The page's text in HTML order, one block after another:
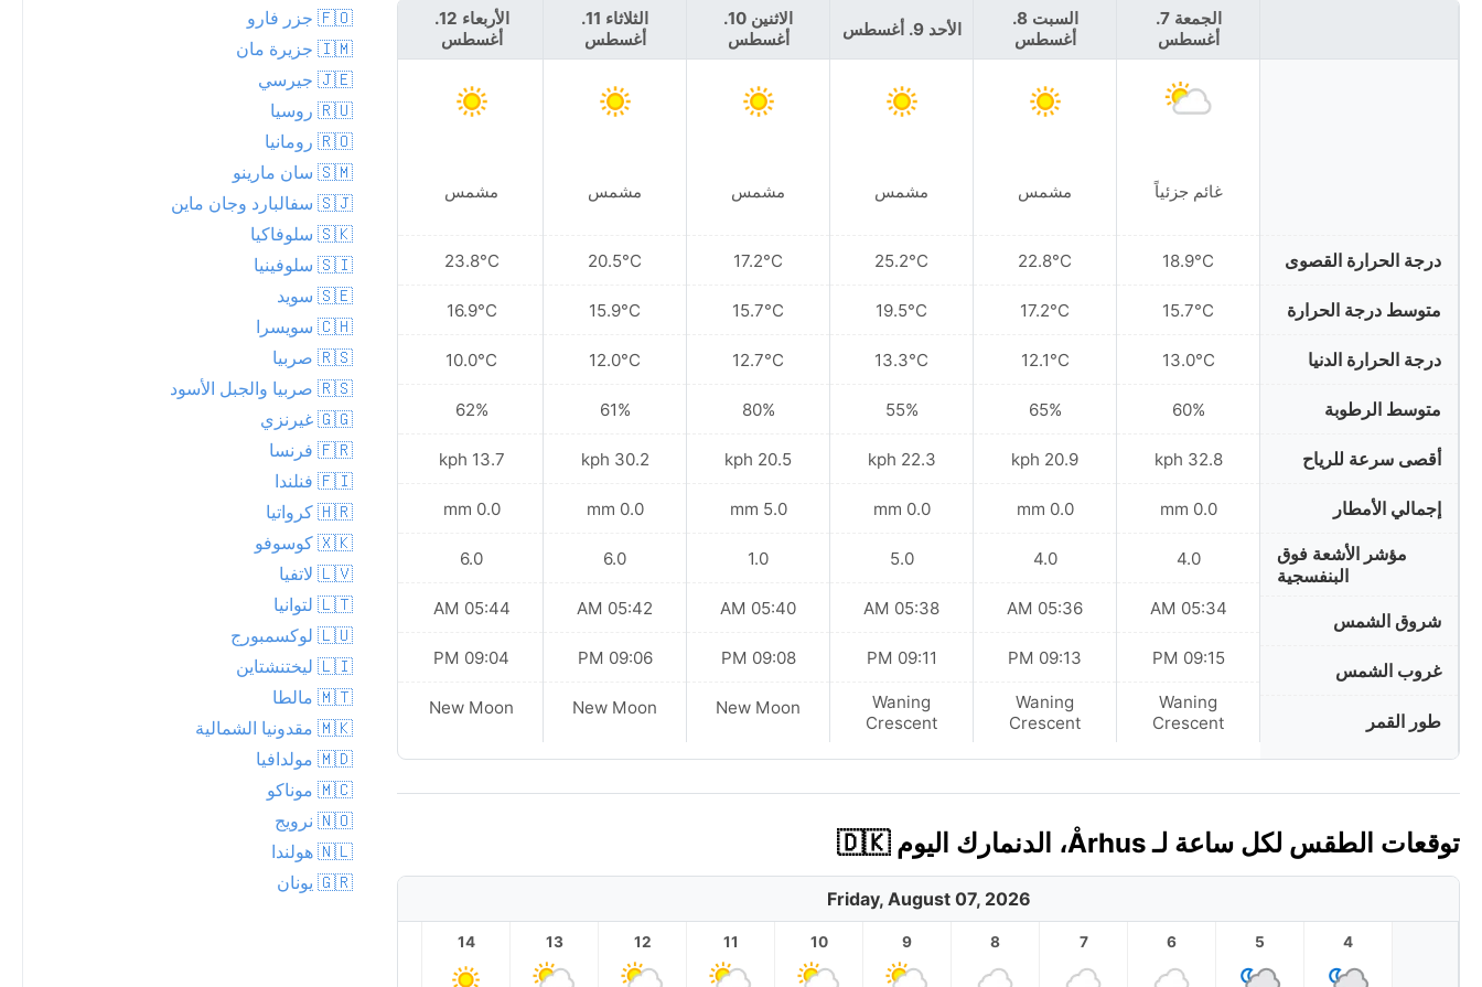
درجة الحرارة القصوى
متوسط درجة الحرارة
درجة الحرارة الدنيا
متوسط الرطوبة
أقصى سرعة للرياح
إجمالي الأمطار
مؤشر الأشعة فوق
البنفسجية
شروق الشمس
غروب الشمس
طور القمر
الجمعة 7.
أغسطس
غائم جزئياً
18.9°C
15.7°C
13.0°C
60%
32.8 kph
0.0 mm
4.0
05:34 AM
09:15 PM
Waning
Crescent
السبت 8.
أغسطس
مشمس
22.8°C
17.2°C
12.1°C
65%
20.9 kph
0.0 mm
4.0
05:36 AM
09:13 PM
Waning
Crescent
الأحد 9. أغسطس
مشمس
25.2°C
19.5°C
13.3°C
55%
22.3 kph
0.0 mm
5.0
05:38 AM
09:11 PM
Waning
Crescent
الاثنين 10.
أغسطس
مشمس
17.2°C
15.7°C
12.7°C
80%
20.5 kph
5.0 mm
1.0
05:40 AM
09:08 PM
New Moon
الثلاثاء 11.
أغسطس
مشمس
20.5°C
15.9°C
12.0°C
61%
30.2 kph
0.0 mm
6.0
05:42 AM
09:06 PM
New Moon
الأربعاء 12.
أغسطس
مشمس
23.8°C
16.9°C
10.0°C
62%
13.7 kph
0.0 mm
6.0
05:44 AM
09:04 PM
New Moon
الخميس 13.
أغسطس
مشمس
25.3°C
20.4°C
15.9°C
52%
24.8 kph
0.0 mm
7.0
05:46 AM
09:01 PM
New Moon
توقعات الطقس لكل ساعة لـ Århus، الدنمارك اليوم 🇩🇰
Friday, August 07, 2026
4
5
6
7
8
9
10
11
12
13
14
🇫🇴 جزر فارو
🇮🇲 جزيرة مان
🇯🇪 جيرسي
🇷🇺 روسيا
🇷🇴 رومانيا
🇸🇲 سان مارينو
🇸🇯 سفالبارد وجان ماين
🇸🇰 سلوفاكيا
🇸🇮 سلوفينيا
🇸🇪 سويد
🇨🇭 سويسرا
🇷🇸 صربيا
🇷🇸 صربيا والجبل الأسود
🇬🇬 غيرنزي
🇫🇷 فرنسا
🇫🇮 فنلندا
🇭🇷 كرواتيا
🇽🇰 كوسوفو
🇱🇻 لاتفيا
🇱🇹 لتوانيا
🇱🇺 لوكسمبورج
🇱🇮 ليختنشتاين
🇲🇹 مالطا
🇲🇰 مقدونيا الشمالية
🇲🇩 مولدافيا
🇲🇨 موناكو
🇳🇴 نرويج
🇳🇱 هولندا
🇬🇷 يونان